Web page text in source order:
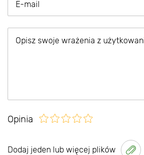
Opinia
Dodaj jeden lub więcej plików